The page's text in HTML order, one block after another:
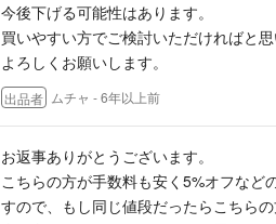
今後下げる可能性はあります。
買いやすい方でご検討いただければと思
よろしくお願いします。
出品者 ムチャ - 6年以上前
お返事ありがとうございます。
こちらの方が手数料も安く5%オフなど
すので、もし同じ値段だったらこちら